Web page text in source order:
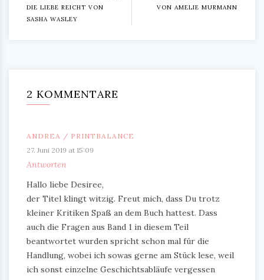
DIE LIEBE REICHT VON
SASHA WASLEY
VON AMELIE MURMANN
2 KOMMENTARE
ANDREA / PRINTBALANCE
27. Juni 2019 at 15:09
Antworten
Hallo liebe Desiree,
der Titel klingt witzig. Freut mich, dass Du trotz
kleiner Kritiken Spaß an dem Buch hattest. Dass
auch die Fragen aus Band 1 in diesem Teil
beantwortet wurden spricht schon mal für die
Handlung, wobei ich sowas gerne am Stück lese, weil
ich sonst einzelne Geschichtsabläufe vergessen